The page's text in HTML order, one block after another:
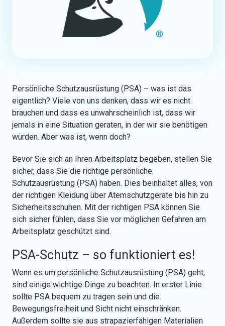
Persönliche Schutzausrüstung (PSA) – was ist das
eigentlich? Viele von uns denken, dass wir es nicht
brauchen und dass es unwahrscheinlich ist, dass wir
jemals in eine Situation geraten, in der wir sie benötigen
würden. Aber was ist, wenn doch?
Bevor Sie sich an Ihren Arbeitsplatz begeben, stellen Sie
sicher, dass Sie die richtige persönliche
Schutzausrüstung (PSA) haben. Dies beinhaltet alles, von
der richtigen Kleidung über Atemschutzgeräte bis hin zu
Sicherheitsschuhen. Mit der richtigen PSA können Sie
sich sicher fühlen, dass Sie vor möglichen Gefahren am
Arbeitsplatz geschützt sind.
PSA-Schutz – so funktioniert es!
Wenn es um persönliche Schutzausrüstung (PSA) geht,
sind einige wichtige Dinge zu beachten. In erster Linie
sollte PSA bequem zu tragen sein und die
Bewegungsfreiheit und Sicht nicht einschränken.
Außerdem sollte sie aus strapazierfähigen Materialien